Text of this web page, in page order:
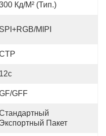
Кд/м² (тип.)
SPI+RGB/MIPI
12с
GFF
Экспортный Пакет